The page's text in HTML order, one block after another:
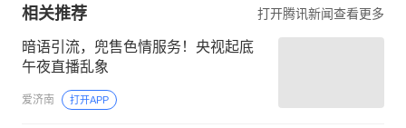
相关推荐 打开腾讯新闻查看更多
暗语引流，兜售色情服务！央视起底
午夜直播乱象
爱济南 打开APP